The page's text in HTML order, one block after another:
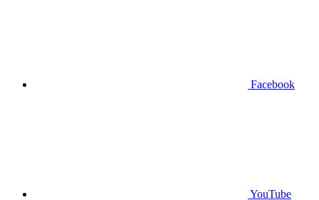
Facebook
YouTube